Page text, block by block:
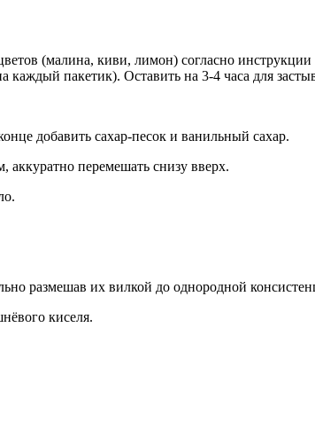
(малина, киви, лимон) согласно
пакетик). Оставить на 3-4 часа для
добавить сахар-песок и ванильный сахар.
аккуратно перемешать снизу вверх.
размешав их вилкой до однородной
киселя.